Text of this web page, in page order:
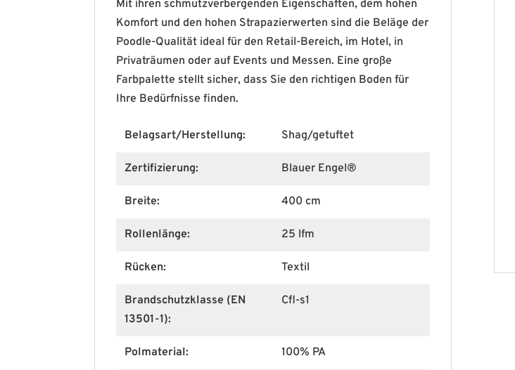
Mit ihren schmutzverbergenden Eigenschaften, dem hohen
Komfort und den hohen Strapazierwerten sind die Beläge der
Poodle-Qualität ideal für den Retail-Bereich, im Hotel, in
Privaträumen oder auf Events und Messen. Eine große
Farbpalette stellt sicher, dass Sie den richtigen Boden für
Ihre Bedürfnisse finden.
Belagsart/Herstellung: Shag/getuftet
Zertifizierung: Blauer Engel®
Breite: 400 cm
Rollenlänge: 25 lfm
Rücken: Textil
Brandschutzklasse (EN
13501-1):
Cfl-s1
Polmaterial: 100% PA